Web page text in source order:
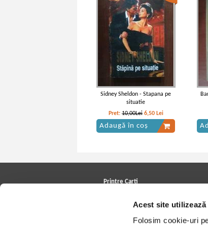
Acest site
Folosim cookie-uri
Sidney Sheldon - Stapana pe
situatie
Pret: 10,00Lei 6,50 Lei
Adaugă în coș
Printre Carti